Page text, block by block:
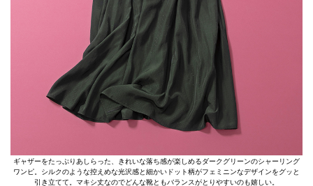
ギャザーをたっぷりあしらった、きれいな落ち感が楽しめるダークグリーンのシャーリング
ワンピ。シルクのような控えめな光沢感と細かいドット柄がフェミニンなデザインをグッと
引き立てて。マキシ丈なのでどんな靴ともバランスがとりやすいのも嬉しい。